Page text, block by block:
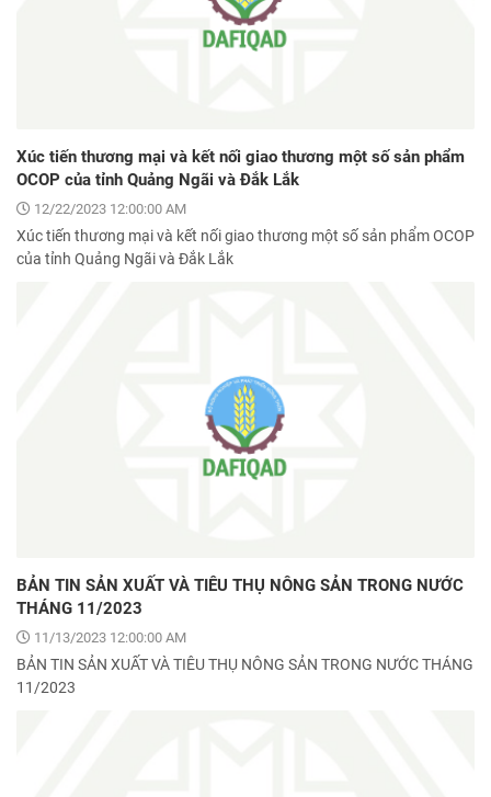
Xúc tiến thương mại và kết nối giao thương một số sản phẩm
OCOP của tỉnh Quảng Ngãi và Đắk Lắk
12/22/2023 12:00:00 AM
Xúc tiến thương mại và kết nối giao thương một số sản phẩm OCOP
của tỉnh Quảng Ngãi và Đắk Lắk
BẢN TIN SẢN XUẤT VÀ TIÊU THỤ NÔNG SẢN TRONG NƯỚC
THÁNG 11/2023
11/13/2023 12:00:00 AM
BẢN TIN SẢN XUẤT VÀ TIÊU THỤ NÔNG SẢN TRONG NƯỚC THÁNG
11/2023